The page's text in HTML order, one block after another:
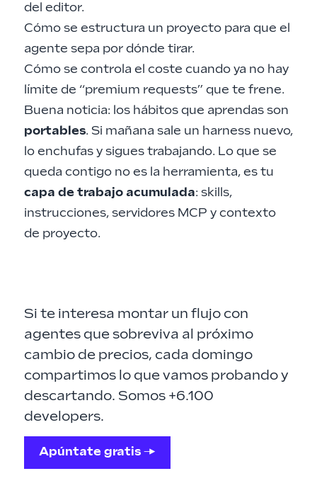
del editor.
Cómo se estructura un proyecto para que el
agente sepa por dónde tirar.
Cómo se controla el coste cuando ya no hay
límite de “premium requests” que te frene.
Buena noticia: los hábitos que aprendas son
portables. Si mañana sale un harness nuevo,
lo enchufas y sigues trabajando. Lo que se
queda contigo no es la herramienta, es tu
capa de trabajo acumulada: skills,
instrucciones, servidores MCP y contexto
de proyecto.
Si te interesa montar un flujo con
agentes que sobreviva al próximo
cambio de precios, cada domingo
compartimos lo que vamos probando y
descartando. Somos +6.100
developers.
Apúntate gratis →